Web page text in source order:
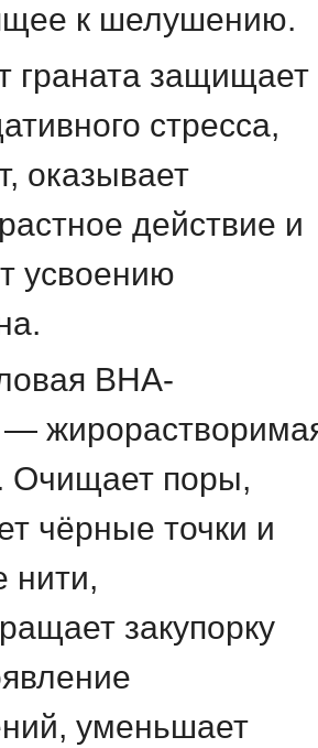
к шелушению.
граната защищает
стресса,
оказывает
действие и
усвоению
BHA-
—
Очищает поры,
чёрные точки и
нити,
закупорку
уменьшает